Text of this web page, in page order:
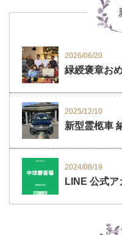
2026/06/20
緑綬褒章お
2025/12/10
新型霊柩車
2024/08/19
LINE 公式